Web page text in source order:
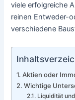
viele erfolgreiche
reinen Entweder-
verschiedene
Aktien oder
Wichtige
Liquidität